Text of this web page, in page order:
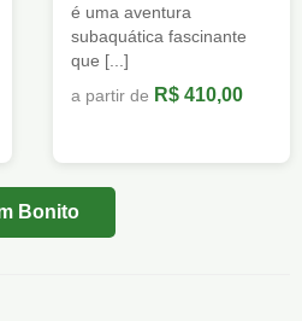
é uma aventura
subaquática fascinante
que [...]
a partir de R$ 410,00
Bonito